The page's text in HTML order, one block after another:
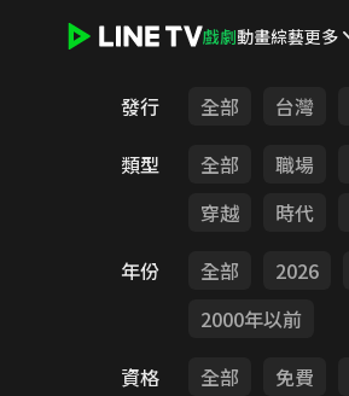
戲劇動畫綜藝更多
發行 全部 台灣
類型
全部 職場
穿越
時代
年份
全部 2026
2000年以前
資格
全部 免費